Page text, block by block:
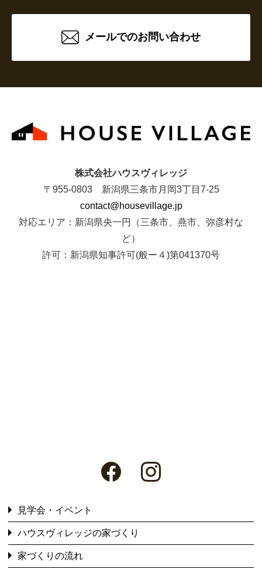
メールでのお問い合わせ
株式会社ハウスヴィレッジ
〒955-0803 新潟県三条市月岡3丁目7-25
contact@housevillage.jp
対応エリア：新潟県央一円（三条市、燕市、弥彦村な
ど）
許可：新潟県知事許可(般ー４)第041370号
見学会・イベント
ハウスヴィレッジの家づくり
家づくりの流れ